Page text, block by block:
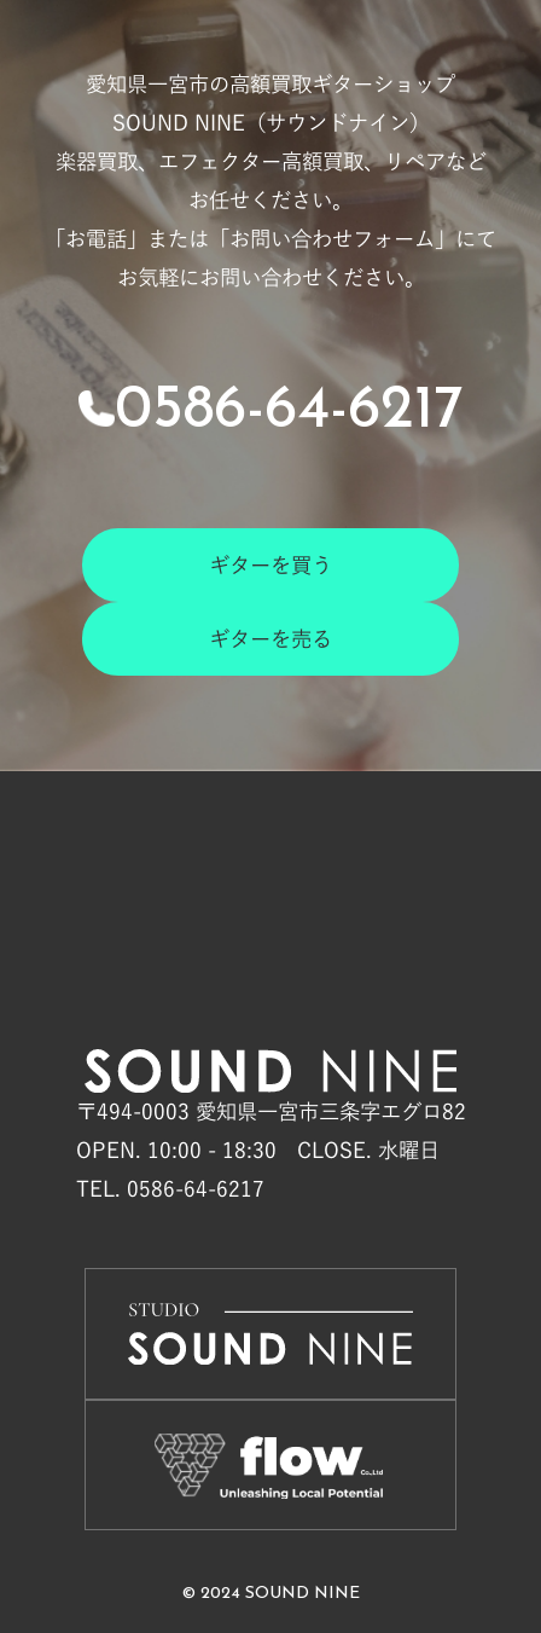
愛知県一宮市の高額買取ギターショップ
SOUND NINE（サウンドナイン）
楽器買取、エフェクター高額買取、リペアなど
お任せください。
「お電話」または「お問い合わせフォーム」にて
お気軽にお問い合わせください。
0586-64-6217
ギターを買う
ギターを売る
〒494-0003 愛知県一宮市三条字エグロ82
OPEN. 10:00 - 18:30 CLOSE. 水曜日
TEL. 0586-64-6217
© 2024 SOUND NINE